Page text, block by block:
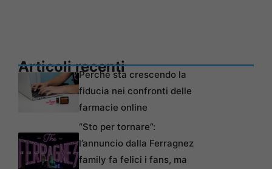
Articoli recentiPerché sta crescendo la
fiducia nei confronti delle
farmacie online
“Sto per tornare”:
l’annuncio dalla Ferragnez
family fa felici i fans, ma